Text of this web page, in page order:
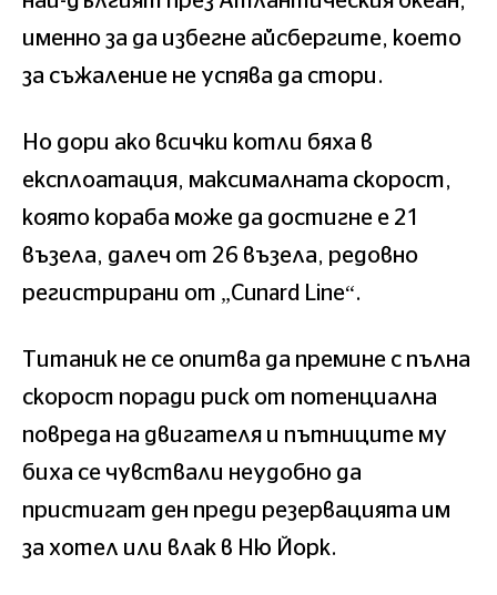
именно за да избегне айсбергите, което
за съжаление не успява да стори.
Но дори ако всички котли бяха в
експлоатация, максималната скорост,
която кораба може да достигне е 21
възела, далеч от 26 възела, редовно
регистрирани от „Cunard Line“.
Титаник не се опитва да премине с пълна
скорост поради риск от потенциална
повреда на двигателя и пътниците му
биха се чувствали неудобно да
пристигат ден преди резервацията им
за хотел или влак в Ню Йорк.